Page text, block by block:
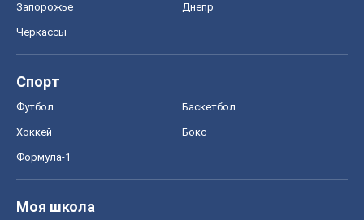
Запорожье Днепр
Черкассы
Спорт
Футбол Баскетбол
Хоккей Бокс
Формула-1
Моя школа